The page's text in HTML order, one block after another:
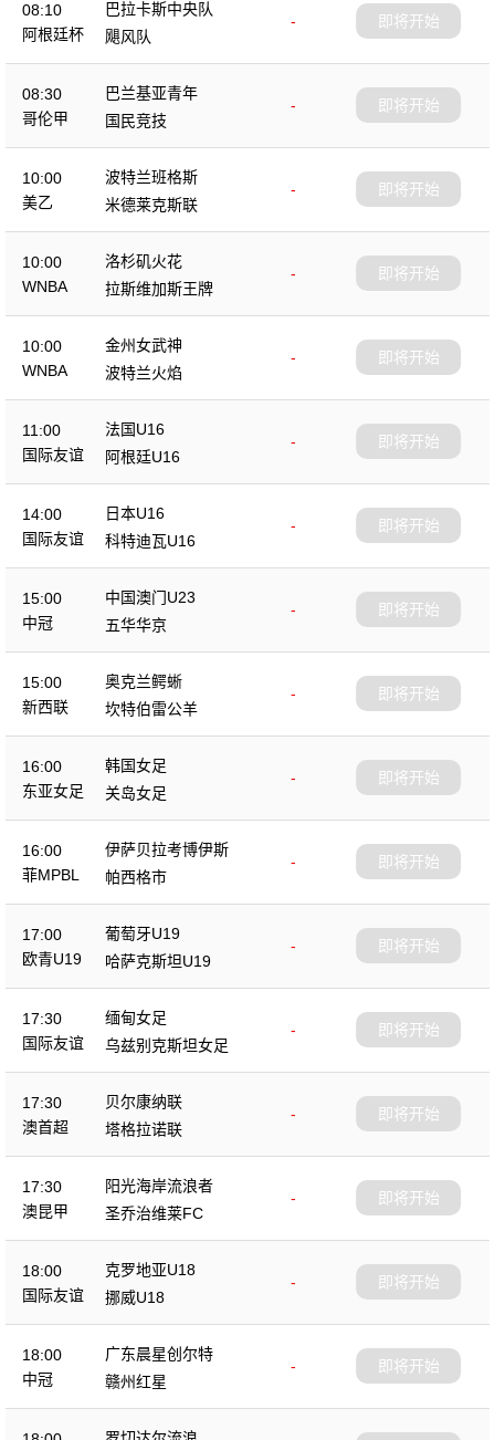
08:10
阿根廷杯
巴拉卡斯中央队
-
飓风队
即将开始
08:30
哥伦甲
巴兰基亚青年
-
国民竞技
即将开始
10:00
美乙
波特兰班格斯
-
米德莱克斯联
即将开始
10:00
WNBA
洛杉矶火花
-
拉斯维加斯王牌
即将开始
10:00
WNBA
金州女武神
-
波特兰火焰
即将开始
11:00
国际友谊
法国U16
-
阿根廷U16
即将开始
14:00
国际友谊
日本U16
-
科特迪瓦U16
即将开始
15:00
中冠
中国澳门U23
-
五华华京
即将开始
15:00
新西联
奥克兰鳄蜥
-
坎特伯雷公羊
即将开始
16:00
东亚女足
韩国女足
-
关岛女足
即将开始
16:00
菲MPBL
伊萨贝拉考博伊斯
-
帕西格市
即将开始
17:00
欧青U19
葡萄牙U19
-
哈萨克斯坦U19
即将开始
17:30
国际友谊
缅甸女足
-
乌兹别克斯坦女足
即将开始
17:30
澳首超
贝尔康纳联
-
塔格拉诺联
即将开始
17:30
澳昆甲
阳光海岸流浪者
-
圣乔治维莱FC
即将开始
18:00
国际友谊
克罗地亚U18
-
挪威U18
即将开始
18:00
中冠
广东晨星创尔特
-
赣州红星
即将开始